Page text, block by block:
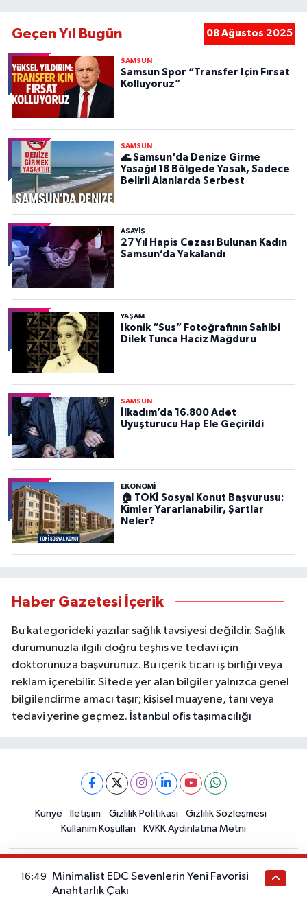
Geçen Yıl Bugün 08 Ağustos 2025
SAMSUN
Samsun Spor “Transfer İçin Fırsat
Kolluyoruz”
SAMSUN
🌊 Samsun'da Denize Girme
Yasağı! 18 Bölgede Yasak, Sadece
Belirli Alanlarda Serbest
ASAYIŞ
27 Yıl Hapis Cezası Bulunan Kadın
Samsun’da Yakalandı
YAŞAM
İkonik “Sus” Fotoğrafının Sahibi
Dilek Tunca Haciz Mağduru
SAMSUN
İlkadım’da 16.800 Adet
Uyuşturucu Hap Ele Geçirildi
EKONOMİ
🏠 TOKİ Sosyal Konut Başvurusu:
Kimler Yararlanabilir, Şartlar
Neler?
Haber Gazetesi İçerik
Bu kategorideki yazılar sağlık tavsiyesi değildir. Sağlık
durumunuzla ilgili doğru teşhis ve tedavi için
doktorunuza başvurunuz. Bu içerik ticari iş birliği veya
reklam içerebilir. Sitede yer alan bilgiler yalnızca genel
bilgilendirme amacı taşır; kişisel muayene, tanı veya
tedavi yerine geçmez. İstanbul ofis taşımacılığı
Künye İletişim Gizlilik Politikası
Gizlilik Sözleşmesi
Kullanım Koşulları
KVKK Aydınlatma Metni
16:49
Minimalist EDC Sevenlerin Yeni Favorisi
Anahtarlık Çakı